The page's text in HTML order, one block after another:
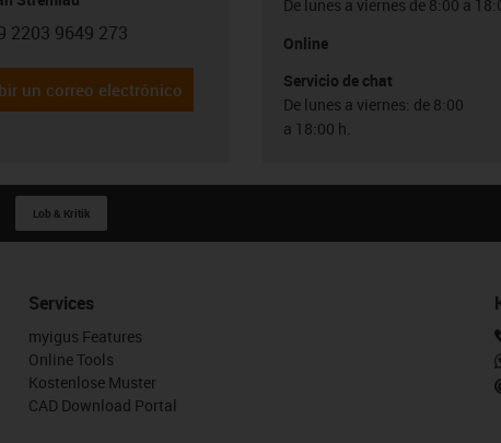
phone
2203 9649 273
un correo electrónico
De lunes a viernes de 8:00 a
Online
Servicio de chat
De lunes a viernes: de 8:00
a 18:00 h.
Lob & Kritik
Services
myigus Features
Online Tools
Kostenlose Muster
CAD Download Portal